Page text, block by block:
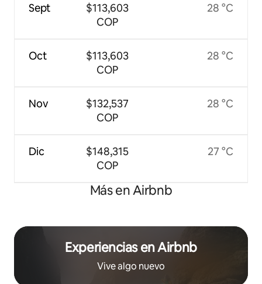
Sept
Oct
Nov
Dic
$113,603
COP
$113,603
COP
$132,537
COP
$148,315
COP
28 °C
28 °C
28 °C
27 °C
Más en Airbnb
Experiencias en Airbnb
Vive algo nuevo